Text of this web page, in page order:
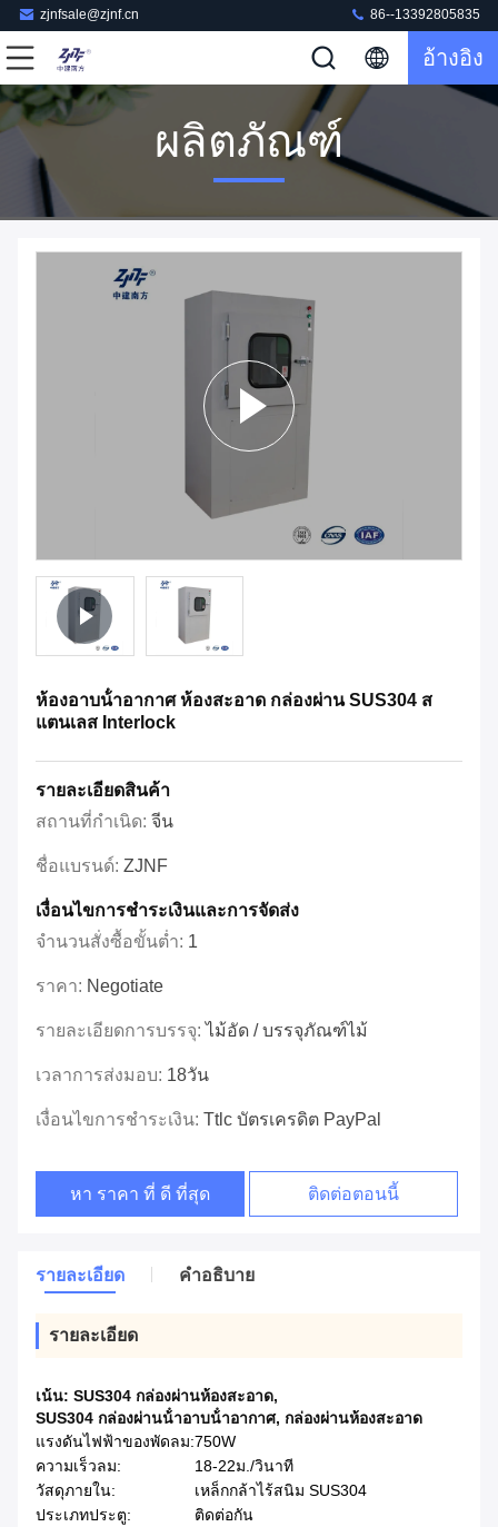
zjnfsale@zjnf.cn 86--13392805835
อ้างอิง
ผลิตภัณฑ์
ห้องอาบน้ําอากาศ ห้องสะอาด กล่องผ่าน SUS304 ส
แตนเลส Interlock
รายละเอียดสินค้า
สถานที่กำเนิด: จีน
ชื่อแบรนด์: ZJNF
เงื่อนไขการชําระเงินและการจัดส่ง
จำนวนสั่งซื้อขั้นต่ำ: 1
ราคา: Negotiate
รายละเอียดการบรรจุ: ไม้อัด / บรรจุภัณฑ์ไม้
เวลาการส่งมอบ: 18วัน
เงื่อนไขการชำระเงิน: Ttlc บัตรเครดิต PayPal
หา ราคา ที่ ดี ที่สุด ติดต่อตอนนี้
รายละเอียด คําอธิบาย
รายละเอียด
เน้น: SUS304 กล่องผ่านห้องสะอาด,
SUS304 กล่องผ่านน้ําอาบน้ําอากาศ, กล่องผ่านห้องสะอาด
แรงดันไฟฟ้าของพัดลม:750W
ความเร็วลม:
18-22ม./วินาที
วัสดุภายใน:
เหล็กกล้าไร้สนิม SUS304
ประเภทประตู:
ติดต่อกัน